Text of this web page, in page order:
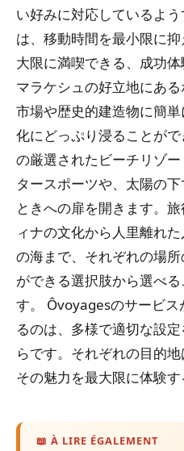
い好みに対応しているよ
は、移動時間を最小限に
大限に満喫できる、成功体
マラケシュの好立地にあ
市場や歴史的建造物に簡
化にどっぷり浸ることが
の厳選されたビーチリゾ
タースポーツや、太陽の
ときへの扉を開きます。
ィナの文化から人里離れ
の海まで、それぞれの場
ができる選択肢から選べ
す。 Ôvoyagesのサービ
るのは、多様で適切な設
らです。それぞれの目的
その魅力を最大限に体験す
📖 À LIRE ÉGALEMENT